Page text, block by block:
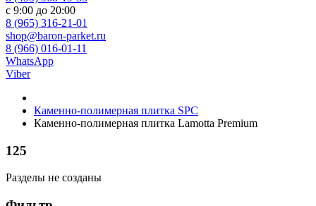
с 9:00 до 20:00
8 (965) 316-21-01
shop@baron-parket.ru
8 (966) 016-01-11
WhatsApp
Viber
Каменно-полимерная плитка SPC
Каменно-полимерная плитка Lamotta Premium
125
Разделы не созданы